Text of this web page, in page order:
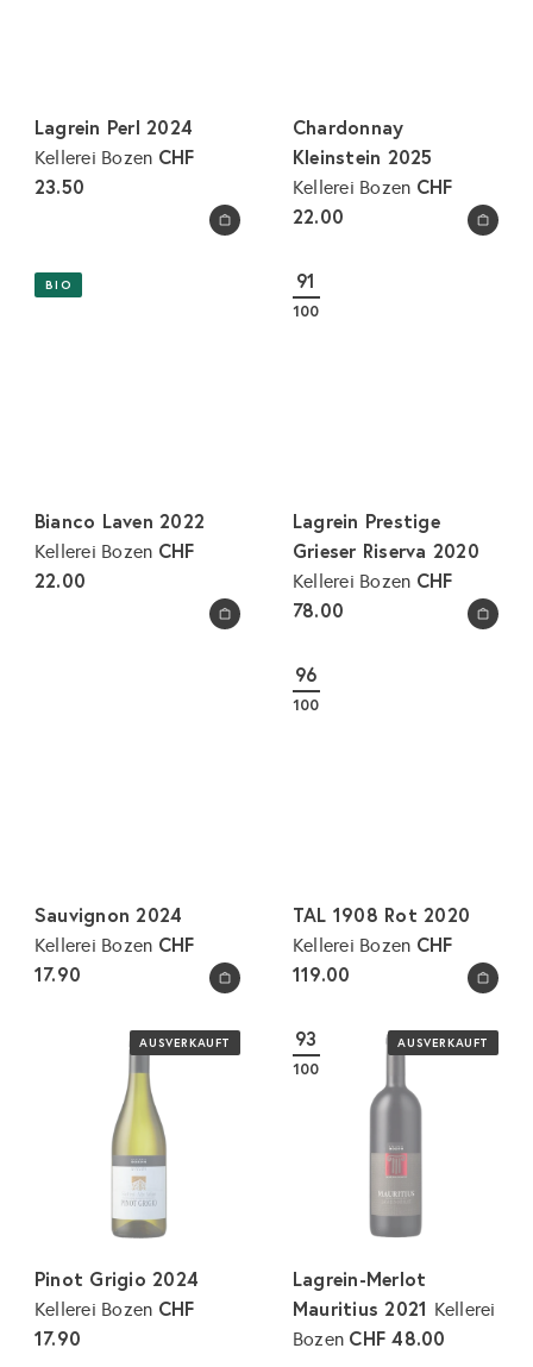
In den Warenkorb legen
Lagrein Perl 2024
Kellerei Bozen CHF
23.50
In den Warenkorb legen
Chardonnay
Kleinstein 2025
Kellerei Bozen CHF
22.00
In den Warenkorb legen
BIO
Bianco Laven 2022
Kellerei Bozen CHF
22.00
In den Warenkorb legen
91
100
Lagrein Prestige
Grieser Riserva 2020
Kellerei Bozen CHF
78.00
In den Warenkorb legen
Sauvignon 2024
Kellerei Bozen CHF
17.90
In den Warenkorb legen
96
100
TAL 1908 Rot 2020
Kellerei Bozen CHF
119.00
AUSVERKAUFT
Pinot Grigio 2024
Kellerei Bozen CHF
17.90
AUSVERKAUFT
93
100
Lagrein-Merlot
Mauritius 2021 Kellerei
Bozen CHF 48.00